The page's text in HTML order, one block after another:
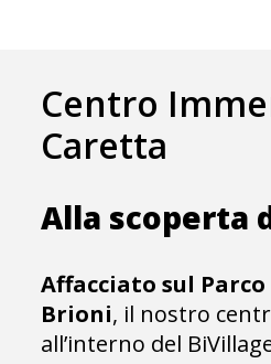
Centro
Caretta
Alla scoperta
Affacciato sul
Brioni, il nostro
all’interno del